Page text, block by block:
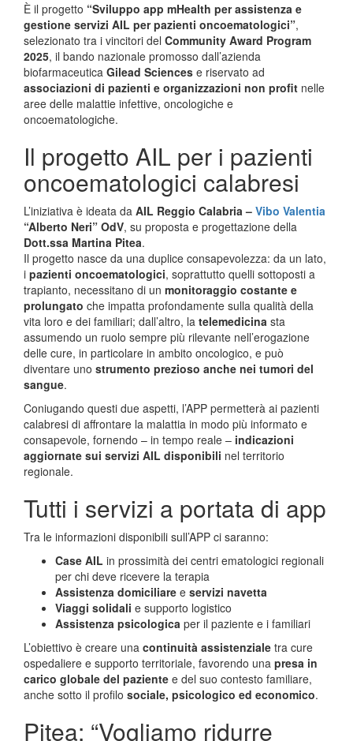
È il progetto “Sviluppo app mHealth per assistenza e
gestione servizi AIL per pazienti oncoematologici”,
selezionato tra i vincitori del Community Award Program
2025, il bando nazionale promosso dall’azienda
biofarmaceutica Gilead Sciences e riservato ad
associazioni di pazienti e organizzazioni non profit nelle
aree delle malattie infettive, oncologiche e
oncoematologiche.
Il progetto AIL per i pazienti
oncoematologici calabresi
L’iniziativa è ideata da AIL Reggio Calabria – Vibo Valentia
“Alberto Neri” OdV, su proposta e progettazione della
Dott.ssa Martina Pitea.
Il progetto nasce da una duplice consapevolezza: da un lato,
i pazienti oncoematologici, soprattutto quelli sottoposti a
trapianto, necessitano di un monitoraggio costante e
prolungato che impatta profondamente sulla qualità della
vita loro e dei familiari; dall’altro, la telemedicina sta
assumendo un ruolo sempre più rilevante nell’erogazione
delle cure, in particolare in ambito oncologico, e può
diventare uno strumento prezioso anche nei tumori del
sangue.
Coniugando questi due aspetti, l’APP permetterà ai pazienti
calabresi di affrontare la malattia in modo più informato e
consapevole, fornendo – in tempo reale – indicazioni
aggiornate sui servizi AIL disponibili nel territorio
regionale.
Tutti i servizi a portata di app
Tra le informazioni disponibili sull’APP ci saranno:
Case AIL in prossimità dei centri ematologici regionali
per chi deve ricevere la terapia
Assistenza domiciliare e servizi navetta
Viaggi solidali e supporto logistico
Assistenza psicologica per il paziente e i familiari
L’obiettivo è creare una continuità assistenziale tra cure
ospedaliere e supporto territoriale, favorendo una presa in
carico globale del paziente e del suo contesto familiare,
anche sotto il profilo sociale, psicologico ed economico.
Pitea: “Vogliamo ridurre